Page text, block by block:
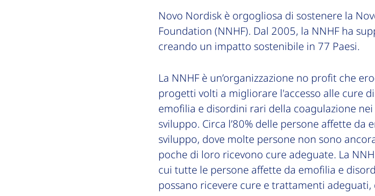
Novo Nordisk è orgogliosa di sostenere la
Foundation (NNHF). Dal 2005, la NNHF ha
creando un impatto sostenibile in 77 Paesi.
La NNHF è un’organizzazione no profit che
progetti volti a migliorare l'accesso alle cure
emofilia e disordini rari della coagulazione
sviluppo. Circa l’80% delle persone affette da
sviluppo, dove molte persone non sono
poche di loro ricevono cure adeguate. La
cui tutte le persone affette da emofilia e
possano ricevere cure e trattamenti adeguati,